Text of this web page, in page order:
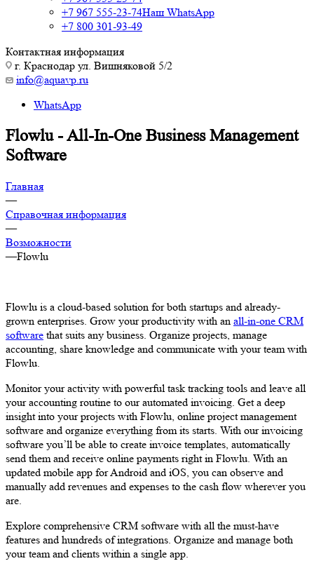
+7 967 555-23-74Наш WhatsApp
+7 800 301-93-49
Контактная информация
г. Краснодар ул. Вишняковой 5/2
info@aquavp.ru
WhatsApp
Flowlu - All-In-One Business Management
Software
Главная
—
Справочная информация
—
Возможности
—Flowlu
Flowlu is a cloud-based solution for both startups and already-
grown enterprises. Grow your productivity with an all-in-one CRM
software that suits any business. Organize projects, manage
accounting, share knowledge and communicate with your team with
Flowlu.
Monitor your activity with powerful task tracking tools and leave all
your accounting routine to our automated invoicing. Get a deep
insight into your projects with Flowlu, online project management
software and organize everything from its starts. With our invoicing
software you’ll be able to create invoice templates, automatically
send them and receive online payments right in Flowlu. With an
updated mobile app for Android and iOS, you can observe and
manually add revenues and expenses to the cash flow wherever you
are.
Explore comprehensive CRM software with all the must-have
features and hundreds of integrations. Organize and manage both
your team and clients within a single app.